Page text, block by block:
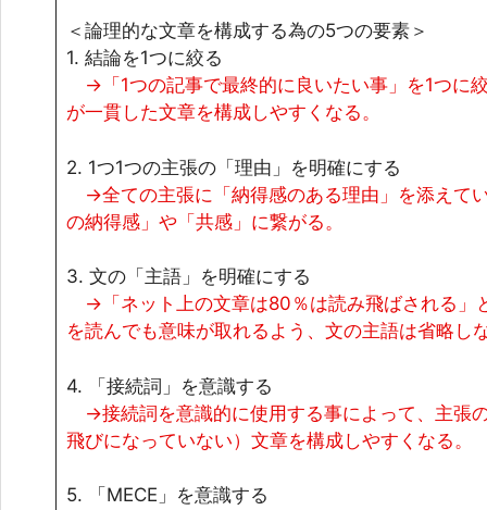
＜論理的な文章を構成する為の5つの要素＞
1. 結論を1つに絞る
→「1つの記事で最終的に良いたい事」を1つに
が一貫した文章を構成しやすくなる。
2. 1つ1つの主張の「理由」を明確にする
→全ての主張に「納得感のある理由」を添えて
の納得感」や「共感」に繋がる。
3. 文の「主語」を明確にする
→「ネット上の文章は80％は読み飛ばされる」
を読んでも意味が取れるよう、文の主語は省略し
4. 「接続詞」を意識する
→接続詞を意識的に使用する事によって、主張
飛びになっていない）文章を構成しやすくなる。
5. 「MECE」を意識する